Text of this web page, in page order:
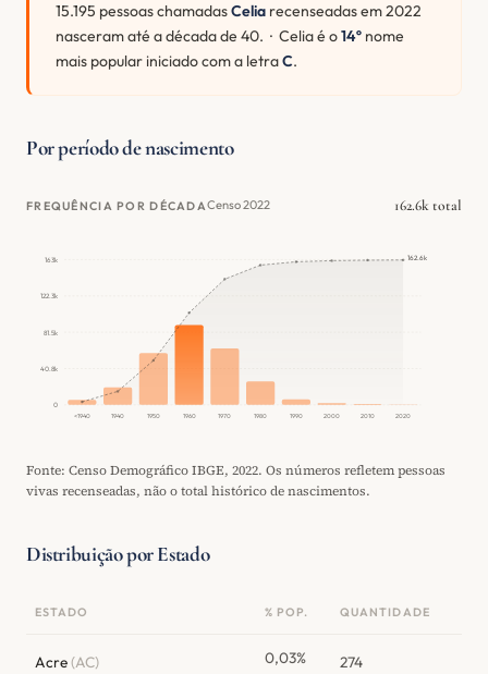
15.195 pessoas chamadasCelia recenseadas em 2022
nasceram até a década de 40. · Celia é o14º nome
mais popular iniciado com a letraC.
Por período de nascimento
FREQUÊNCIA POR DÉCADACenso 2022 162.6k total
0
40.8k
81.5k
122.3k
163k
<1940 1940 1950 1960 1970 1980 1990 2000 2010 2020
162.6k
Fonte: Censo Demográfico IBGE, 2022. Os números refletem pessoas
vivas recenseadas, não o total histórico de nascimentos.
Distribuição por Estado
ESTADO % POP. QUANTIDADE
Acre(AC) 0,03% 274